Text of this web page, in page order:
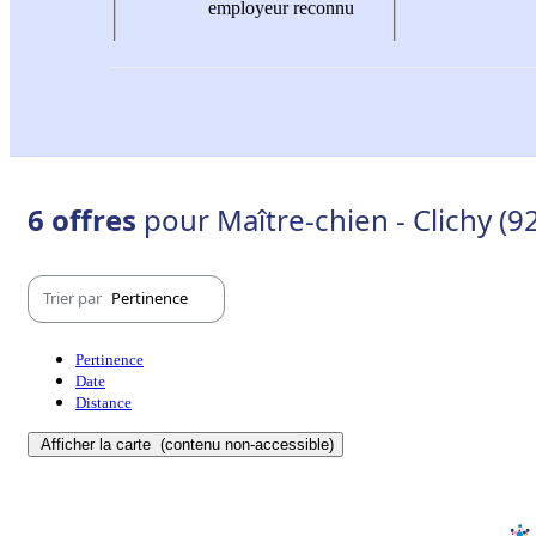
employeur reconnu
6 offres pour Maître-chien - Clichy
Trier par Pertinence
Pertinence
Date
Distance
Afficher la carte (contenu non-accessible)